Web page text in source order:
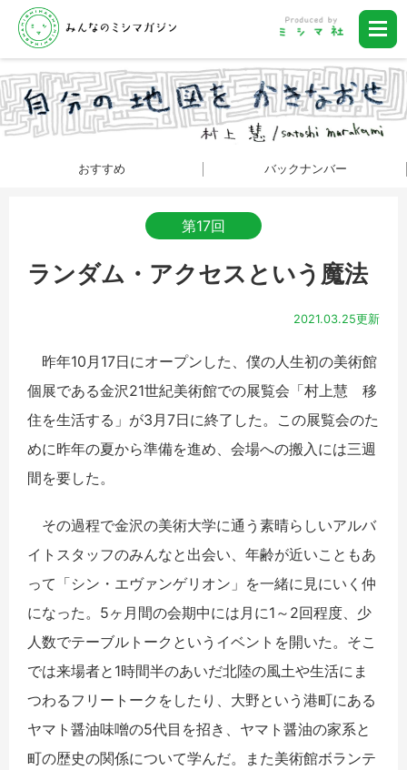
おすすめ バックナンバー
第17回
ランダム・アクセスという魔法
2021.03.25更新
昨年10月17日にオープンした、僕の人生初の美術館
個展である金沢21世紀美術館での展覧会「村上慧 移
住を生活する」が3月7日に終了した。この展覧会のた
めに昨年の夏から準備を進め、会場への搬入には三週
間を要した。
その過程で金沢の美術大学に通う素晴らしいアルバ
イトスタッフのみんなと出会い、年齢が近いこともあ
って「シン・エヴァンゲリオン」を一緒に見にいく仲
になった。5ヶ月間の会期中には月に1～2回程度、少
人数でテーブルトークというイベントを開いた。そこ
では来場者と1時間半のあいだ北陸の風土や生活にま
つわるフリートークをしたり、大野という港町にある
ヤマト醤油味噌の5代目を招き、ヤマト醤油の家系と
町の歴史の関係について学んだ。また美術館ボランテ